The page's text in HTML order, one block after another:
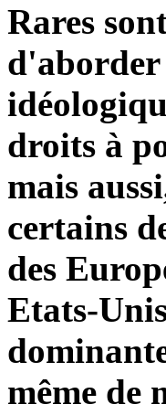
Rares
d'aborder
droits à
mais
certains
des
Etats-
même de